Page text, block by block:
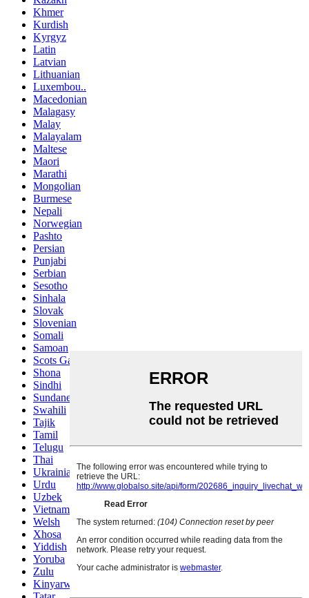
Khmer
Kurdish
Kyrgyz
Latin
Latvian
Lithuanian
Luxembou..
Macedonian
Malagasy
Malay
Malayalam
Maltese
Maori
Marathi
Mongolian
Burmese
Nepali
Norwegian
Pashto
Persian
Punjabi
Serbian
Sesotho
Sinhala
Slovak
Slovenian
Somali
Samoan
Scots Gaelic
Shona
Sindhi
Sundanese
Swahili
Tajik
Tamil
Telugu
Thai
Ukrainian
Urdu
Uzbek
Vietnamese
Welsh
Xhosa
Yiddish
Yoruba
Zulu
Kinyarwanda